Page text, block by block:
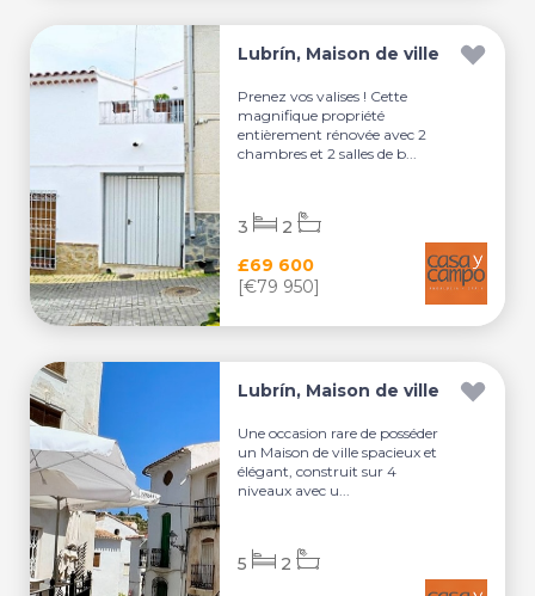
Lubrín, Maison de ville
Prenez vos valises ! Cette
magnifique propriété
entièrement rénovée avec 2
chambres et 2 salles de b...
£69 600
[€79 950]
3 2
Lubrín, Maison de ville
Une occasion rare de posséder
un Maison de ville spacieux et
élégant, construit sur 4
niveaux avec u...
5 2